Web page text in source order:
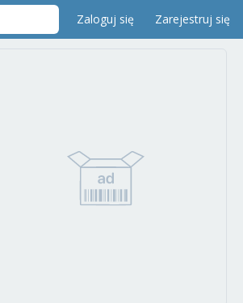
Zaloguj się Zarejestruj się